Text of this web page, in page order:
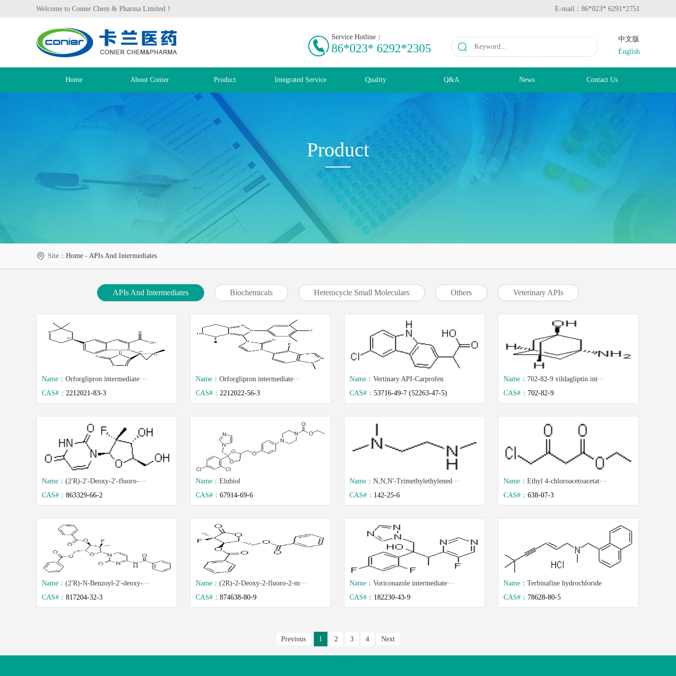
Welcome to Conier Chem & Pharma Limited！ E-mail：86*023* 6291*2751
Service Hotline：
86*023* 6292*2305
中文版
English
Home About Conier Product Integrated Service Quality Q&A News Contact Us
Product
Site： Home - APIs And Intermediates
APIs And Intermediates Biochemicals Heterocycle Small Moleculars Others Veterinary APIs
Name： Orforglipron intermediate···
CAS#： 2212021-83-3
Name： Orforglipron intermediate···
CAS#： 2212022-56-3
Name： Vertinary API-Carprofen
CAS#： 53716-49-7 (52263-47-5)
Name： 702-82-9 vildagliptin int···
CAS#： 702-82-9
Name： (2'R)-2'-Deoxy-2'-fluoro-···
CAS#： 863329-66-2
Name： Elubiol
CAS#： 67914-69-6
Name： N,N,N'-Trimethylethylened···
CAS#： 142-25-6
Name： Ethyl 4-chloroacetoacetat···
CAS#： 638-07-3
Name： (2'R)-N-Benzoyl-2'-deoxy-···
CAS#： 817204-32-3
Name： (2R)-2-Deoxy-2-fluoro-2-m···
CAS#： 874638-80-9
Name： Voriconazole intermediate···
CAS#： 182230-43-9
Name： Terbinafine hydrochloride
CAS#： 78628-80-5
Previous 1 2 3 4 Next